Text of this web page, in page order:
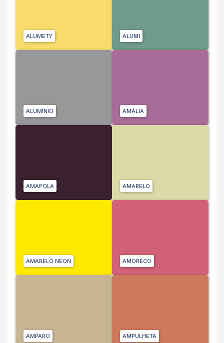
ALUMETY ALUMI
ALUMÍNIO AMÁLIA
AMAPOLA AMARELO
AMARELO NEON AMORECO
AMPARO AMPULHETA